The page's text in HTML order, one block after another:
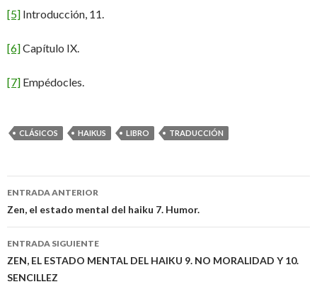
[5] Introducción, 11.
[6]Capítulo IX.
[7] Empédocles.
CLÁSICOS HAIKUS LIBRO TRADUCCIÓN
Navegación
de
entradas
ENTRADA ANTERIOR
Zen, el estado mental del haiku 7. Humor.
ENTRADA SIGUIENTE
ZEN, EL ESTADO MENTAL DEL HAIKU 9. NO MORALIDAD Y 10.
SENCILLEZ